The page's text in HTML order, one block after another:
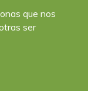
que nos
ser